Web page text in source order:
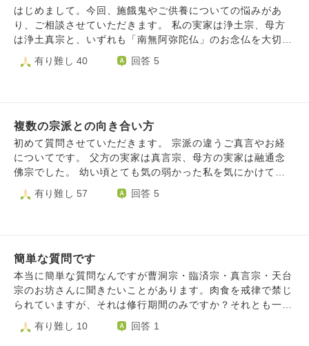
​はじめまして。今回、施餓鬼やご供養についての悩みがあ
り、ご相談させていただきます。 ​私の実家は浄土宗、母方
は浄土真宗と、いずれも「南無阿弥陀仏」のお念仏を大切に
する家庭で育ちました。現在は実家を離れ、一人暮らしをし
ております。 ​数年前、御朱印を集めるのをきっかけに通い
するようになり、また自分自身で家系図を作るようになって
からは、ご先祖様や命への意識がより強くなっていきまし
た。 ​しかし近年になり、「自分のしてきたことは、本当に
正しかったのだろうか」と頭を悩ませるようになりました。
べきだったのではないか、自分のエゴ（自力や欲）が肥大化
正しかったのか」という葛藤の中で、自分を責めて苦しくな
っております。 ​お坊さま方より、この心のありようについ
てご示教をいただけますと幸いです。どうぞよろしくお願い
いたします。
有り難し 40 回答 5
複数の宗派との向き合い方
初めて質問させていただきます。 宗派の違うご真言やお経
についてです。 父方の実家は真言宗、母方の実家は融通念
佛宗でした。 幼い頃とても気の弱かった私を気にかけてく
れた父方の祖父に、毎朝七回、「おんかかかびさんまえいそ
わか」と唱えて小さな仏様に手を合わせるように教えてもら
に親しみを持ち、何の違和感も抱いたことがありません。
それなのに、結婚後に夫の実家の法事で初めて南妙法蓮華経
と聞いたときは、大げさかもしれませんがカルチャーショッ
クのようなものを受けました。夫の実家は日蓮宗です。 違
を感じてしまいます。 日蓮宗のことをよく知れば解消する
有り難し 57 回答 5
簡単な質問です
本当に簡単な質問なんですが曹洞宗・臨済宗・真言宗・天台
宗のお坊さんに聞きたいことがあります。肉食を戒律で禁じ
られていますが、それは修行期間のみですか？それとも一生
ずーと続くものですか？
有り難し 10 回答 1